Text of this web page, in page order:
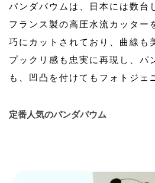
パンダバウムは、日本には数台
フランス製の高圧水流カッター
巧にカットされており、曲線も
プックリ感も忠実に再現し、パ
も、凹凸を付けてもフォトジェ
定番人気のパンダバウム